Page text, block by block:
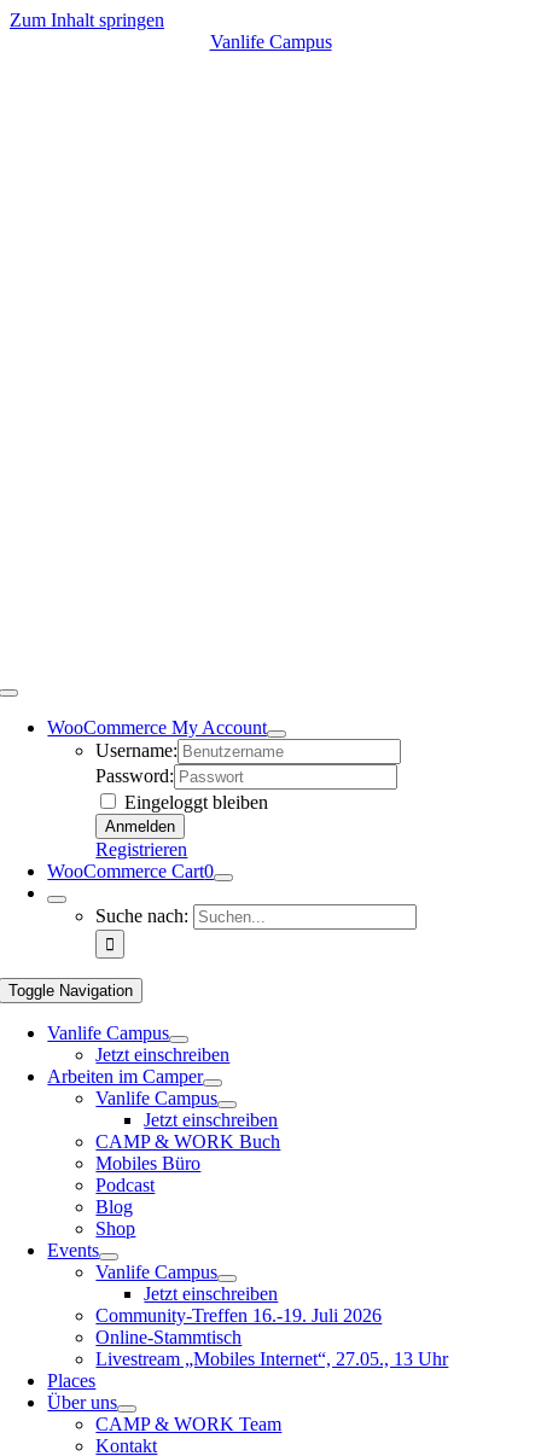
Zum Inhalt springen
Vanlife Campus
WooCommerce My Account
Username:
Password:
Eingeloggt bleiben
Registrieren
WooCommerce Cart0
Suche nach:
Toggle Navigation
Vanlife Campus
Jetzt einschreiben
Arbeiten im Camper
Vanlife Campus
Jetzt einschreiben
CAMP & WORK Buch
Mobiles Büro
Podcast
Blog
Shop
Events
Vanlife Campus
Jetzt einschreiben
Community-Treffen 16.-19. Juli 2026
Online-Stammtisch
Livestream „Mobiles Internet“, 27.05., 13 Uhr
Places
Über uns
CAMP & WORK Team
Kontakt